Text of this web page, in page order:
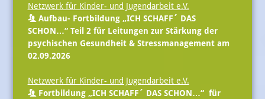
Netzwerk für Kinder- und Jugendarbeit e.V.
Aufbau- Fortbildung „ICH SCHAFF´ DAS
SCHON…“ Teil 2 für Leitungen zur Stärkung der
psychischen Gesundheit & Stressmanagement am
02.09.2026
Netzwerk für Kinder- und Jugendarbeit e.V.
Fortbildung „ICH SCHAFF´ DAS SCHON…“ für